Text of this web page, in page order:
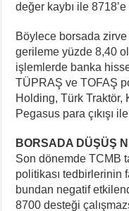
değer kaybı ile
Böylece borsada
gerileme yüzde 8,40
işlemlerde banka
TÜPRAŞ ve TOFAŞ
Holding, Türk Traktör,
Pegasus para çıkışı
BORSADA DÜŞÜŞ
Son dönemde TCMB
politikası tedbirlerinin
bundan negatif
8700 desteği